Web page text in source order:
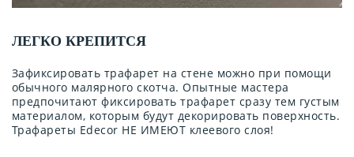
ЛЕГКО КРЕПИТСЯ
Зафиксировать трафарет на стене можно при помощи
обычного малярного скотча. Опытные мастера
предпочитают фиксировать трафарет сразу тем густым
материалом, которым будут декорировать поверхность.
Трафареты Edecor НЕ ИМЕЮТ клеевого слоя!